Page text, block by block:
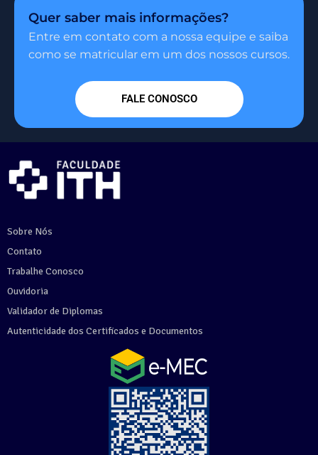
Quer saber mais informações?
Entre em contato com a nossa equipe e saiba
como se matricular em um dos nossos cursos.
FALE CONOSCO
Sobre Nós
Contato
Trabalhe Conosco
Ouvidoria
Validador de Diplomas
Autenticidade dos Certificados e Documentos